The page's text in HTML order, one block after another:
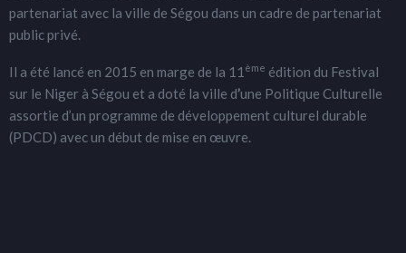
partenariat avec la ville de Ségou dans un cadre de partenariat
public privé.
Il a été lancé en 2015 en marge de la 11 ème édition du Festival
sur le Niger à Ségou et a doté la ville d’une Politique Culturelle
assortie d’un programme de développement culturel durable
(PDCD) avec un début de mise en œuvre.